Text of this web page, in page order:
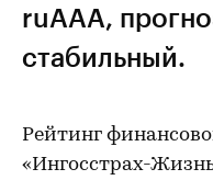
ruAAA,
стабильный.
Рейтинг
«Ингосстрах-